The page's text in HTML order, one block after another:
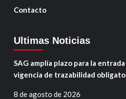
Contacto
Ultimas Noticias
SAG amplía plazo para la
vigencia de trazabilidad
8 de agosto de 2026